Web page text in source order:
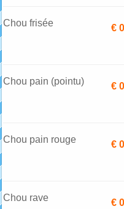
Chou frisée €
Chou pain (pointu) €
Chou pain rouge €
Chou rave €